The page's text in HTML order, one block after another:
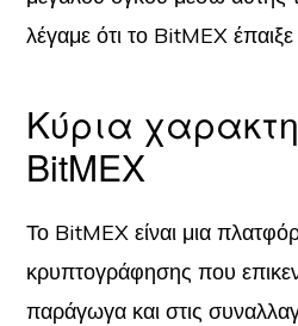
λέγαμε ότι το BitMEX
Κύρια
BitMEX
Το BitMEX είναι μια
κρυπτογράφησης που
παράγωγα και στις